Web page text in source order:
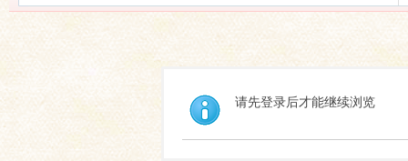
请先登录后才能继续浏览